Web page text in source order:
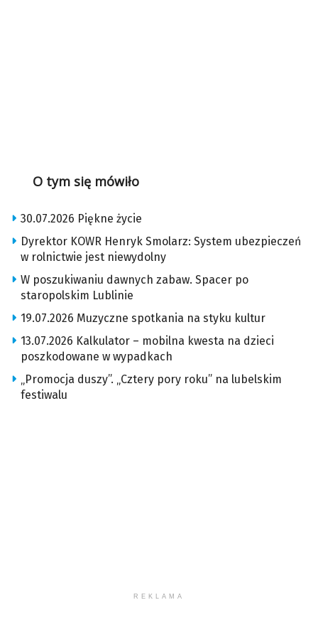
O tym się mówiło
30.07.2026 Piękne życie
Dyrektor KOWR Henryk Smolarz: System ubezpieczeń
w rolnictwie jest niewydolny
W poszukiwaniu dawnych zabaw. Spacer po
staropolskim Lublinie
19.07.2026 Muzyczne spotkania na styku kultur
13.07.2026 Kalkulator – mobilna kwesta na dzieci
poszkodowane w wypadkach
„Promocja duszy”. „Cztery pory roku” na lubelskim
festiwalu
REKLAMA